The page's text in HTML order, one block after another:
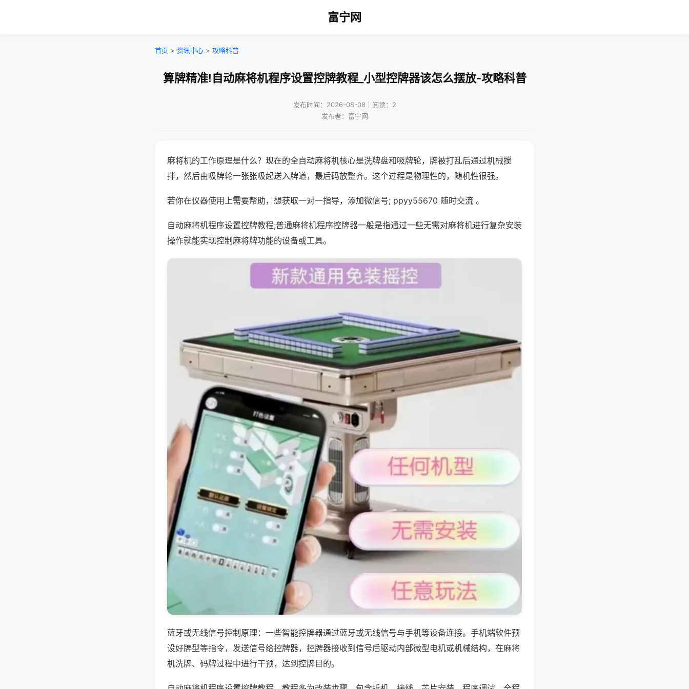
富宁网
首页 > 资讯中心 > 攻略科普
算牌精准!自动麻将机程序设置控牌教程_小型控牌器该怎么摆放-攻略科普
发布时间：2026-08-08｜阅读：2
发布者：富宁网
麻将机的工作原理是什么？现在的全自动麻将机核心是洗牌盘和吸牌轮，牌被打乱后通过机械搅
拌，然后由吸牌轮一张张吸起送入牌道，最后码放整齐。这个过程是物理性的，随机性很强。
若你在仪器使用上需要帮助，想获取一对一指导，添加微信号; ppyy55670 随时交流 。
自动麻将机程序设置控牌教程;普通麻将机程序控牌器一般是指通过一些无需对麻将机进行复杂安装
操作就能实现控制麻将牌功能的设备或工具。
蓝牙或无线信号控制原理：一些智能控牌器通过蓝牙或无线信号与手机等设备连接。手机端软件预
设好牌型等指令，发送信号给控牌器，控牌器接收到信号后驱动内部微型电机或机械结构，在麻将
机洗牌、码牌过程中进行干预，达到控牌目的。